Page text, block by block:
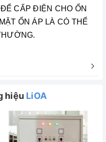
CẤP ĐIỆN CHO ỔN
ỔN ÁP LÀ CÓ THỂ
hiệu LiOA